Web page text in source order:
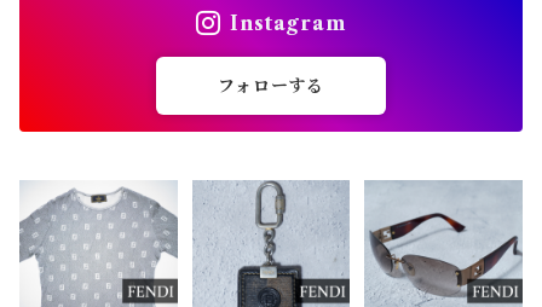
Instagram
フォローする